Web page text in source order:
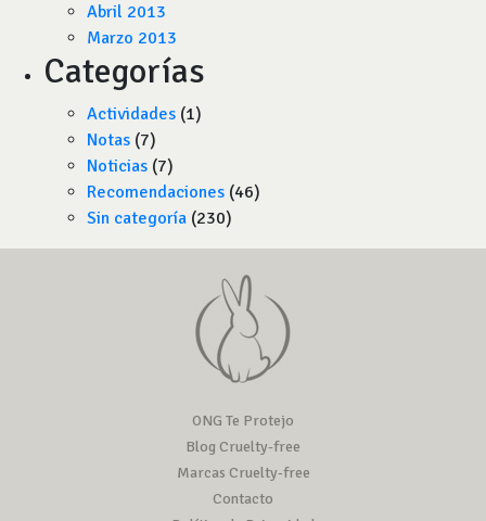
Abril 2013
Marzo 2013
Categorías
Actividades (1)
Notas (7)
Noticias (7)
Recomendaciones (46)
Sin categoría (230)
ONG Te Protejo
Blog Cruelty-free
Marcas Cruelty-free
Contacto